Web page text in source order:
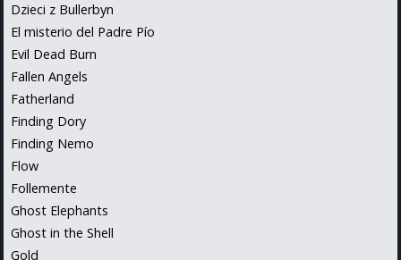
Dzieci z Bullerbyn
El misterio del Padre Pío
Evil Dead Burn
Fallen Angels
Fatherland
Finding Dory
Finding Nemo
Flow
Follemente
Ghost Elephants
Ghost in the Shell
Gold